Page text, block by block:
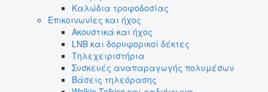
Καλώδια τροφοδοσίας
Επικοινωνίες και ήχος
Ακουστικά και ήχος
LNB και δορυφορικοί δέκτες
Τηλεχειριστήρια
Συσκευές αναπαραγωγής πολυμέσων
Βάσεις τηλεόρασης